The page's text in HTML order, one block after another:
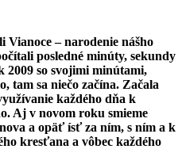
Vianoce – narodenie nášho
posledné minúty, sekundy
2009 so svojimi minútami,
tam sa niečo začína. Začala
každého dňa k
Aj v novom roku smieme
a opäť ísť za ním, s ním a k
kresťana a vôbec každého